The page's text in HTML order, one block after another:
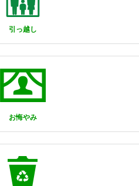
引っ越し
お悔やみ